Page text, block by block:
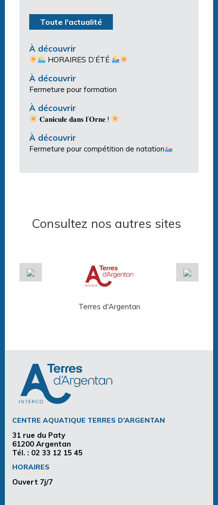
Toute l'actualité
À découvrir
HORAIRES D’ÉTÉ
À découvrir
Fermeture pour formation
À découvrir
𝐂𝐚𝐧𝐢𝐜𝐮𝐥𝐞 𝐝𝐚𝐧𝐬 𝐥’𝐎𝐫𝐧𝐞 !
À découvrir
Fermeture pour compétition de natation
Consultez nos autres sites
Terres d'Argentan
CENTRE AQUATIQUE TERRES D’ARGENTAN
31 rue du Paty
61200 Argentan
Tél. : 02 33 12 15 45
HORAIRES
Ouvert 7j/7